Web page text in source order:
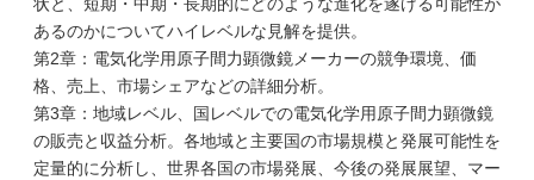
あるのかについてハイレベルな見解を提供。
第2章：電気化学用原子間力顕微鏡メーカーの競争環境、価
格、売上、市場シェアなどの詳細分析。
第3章：地域レベル、国レベルでの電気化学用原子間力顕微鏡
の販売と収益分析。各地域と主要国の市場規模と発展可能性を
定量的に分析し、世界各国の市場発展、今後の発展展望、マー